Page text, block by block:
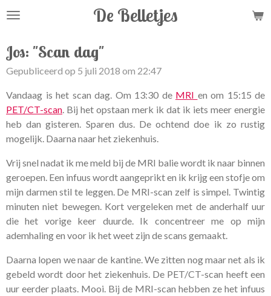
Ga
de
hoofdinhoud
De Belletjes
Jos: "Scan dag"
Gepubliceerd op 5 juli 2018 om 22:47
Vandaag is het scan dag. Om 13:30 de MRI en om 15:15 de
PET/CT-scan . Bij het opstaan merk ik dat ik iets meer energie
heb dan gisteren. Sparen dus. De ochtend doe ik zo rustig
mogelijk. Daarna naar het ziekenhuis.
Vrij snel nadat ik me meld bij de MRI balie wordt ik naar binnen
geroepen. Een infuus wordt aangeprikt en ik krijg een stofje om
mijn darmen stil te leggen. De MRI-scan zelf is simpel. Twintig
minuten niet bewegen. Kort vergeleken met de anderhalf uur
die het vorige keer duurde. Ik concentreer me op mijn
ademhaling en voor ik het weet zijn de scans gemaakt.
Daarna lopen we naar de kantine. We zitten nog maar net als ik
gebeld wordt door het ziekenhuis. De PET/CT-scan heeft een
uur eerder plaats. Mooi. Bij de MRI-scan hebben ze het infuus